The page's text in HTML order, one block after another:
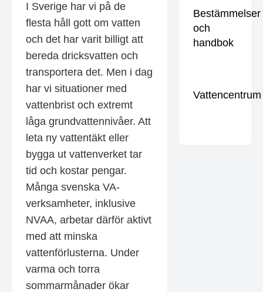
I Sverige har vi på de
flesta håll gott om vatten
och det har varit billigt att
bereda dricksvatten och
transportera det. Men i dag
har vi situationer med
vattenbrist och extremt
låga grundvattennivåer. Att
leta ny vattentäkt eller
bygga ut vattenverket tar
tid och kostar pengar.
Många svenska VA-
verksamheter, inklusive
NVAA, arbetar därför aktivt
med att minska
vattenförlusterna. Under
varma och torra
sommarmånader ökar
Bestämmelser
och
handbok
Vattencentrum